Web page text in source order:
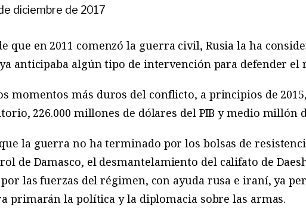
diciembre de 2017
que en 2011 comenzó la guerra civil, Rusia la ha
anticipaba algún tipo de intervención para defender el
momentos más duros del conflicto, a principios de
226.000 millones de dólares del PIB y medio millón
la guerra no ha terminado por los bolsas de
de Damasco, el desmantelamiento del califato de
las fuerzas del régimen, con ayuda rusa e iraní, ya
primarán la política y la diplomacia sobre las armas.